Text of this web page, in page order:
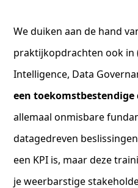
We duiken aan de hand
praktijkopdrachten ook in
Intelligence, Data
een
allemaal onmisbare
datagedreven
een KPI is, maar deze
je weerbarstige